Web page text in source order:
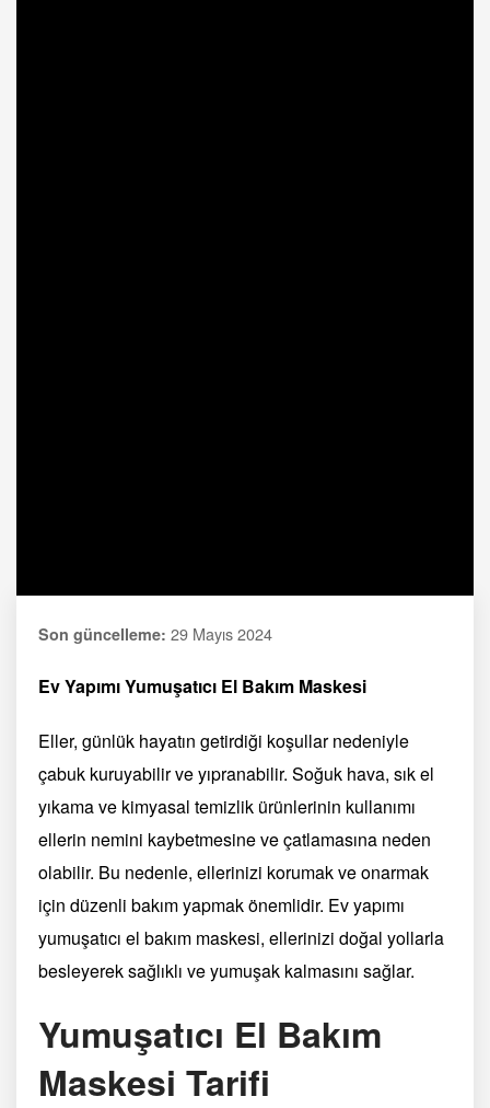
Son güncelleme: 29 Mayıs 2024
Ev Yapımı Yumuşatıcı El Bakım Maskesi
Eller, günlük hayatın getirdiği koşullar nedeniyle
çabuk kuruyabilir ve yıpranabilir. Soğuk hava, sık el
yıkama ve kimyasal temizlik ürünlerinin kullanımı
ellerin nemini kaybetmesine ve çatlamasına neden
olabilir. Bu nedenle, ellerinizi korumak ve onarmak
için düzenli bakım yapmak önemlidir. Ev yapımı
yumuşatıcı el bakım maskesi, ellerinizi doğal yollarla
besleyerek sağlıklı ve yumuşak kalmasını sağlar.
Yumuşatıcı El Bakım
Maskesi Tarifi